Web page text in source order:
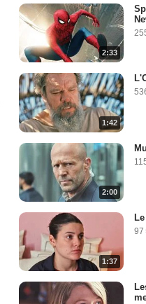
2:33
1:42
2:00
1:37
97